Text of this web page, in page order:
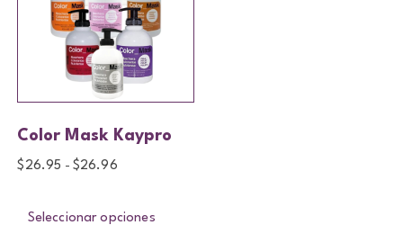
Color Mask Kaypro
$ 26.95 - $26.96
Seleccionar opciones